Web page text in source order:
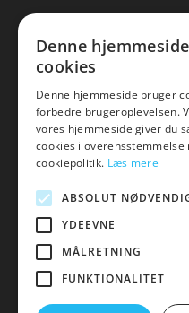
Tlf: 7876
Mail:
Denne
cookies
Denne hjemmeside bruger
forbedre brugeroplevelsen.
vores hjemmeside giver du
cookies i overensstemmelse
cookiepolitik. Læs mere
ABSOLUT
YDEEVNE
MÅLRETNING
FUNKTIONALITET